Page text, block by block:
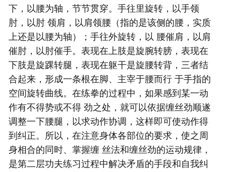
下，以腰为轴，节节贯穿。手往里旋转，以手领
肘，以肘 领肩，以肩领腰（指的是该侧的腰，实质
上还是以腰为轴）；手往外旋转，以 腰催肩，以肩
催肘，以肘催手。表现在上肢是旋腕转膀，表现在
下肢是旋踝转腿，表现在躯干是旋腰转背，三者结
合起来，形成一条根在脚、主宰于腰而行 于手指的
空间旋转曲线。在练拳的过程中，如果感到某一动
作有不得势或不得 劲之处，就可以依据缠丝劲顺遂
调整一下腰腿，以求动作协调，这样即可使动作得
到纠正。所以，在注意身体各部位的要求，使之周
身相合的同时、掌握缠 丝法和缠丝劲的运动规律，
是第二层功夫练习过程中解决矛盾的手段和自我纠